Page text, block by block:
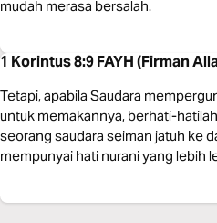
mudah merasa bersalah.
1 Korintus 8:9 FAYH (Firman
Tetapi, apabila Saudara
untuk memakannya, berhati-
seorang saudara seiman jatuh ke
mempunyai hati nurani yang lebih